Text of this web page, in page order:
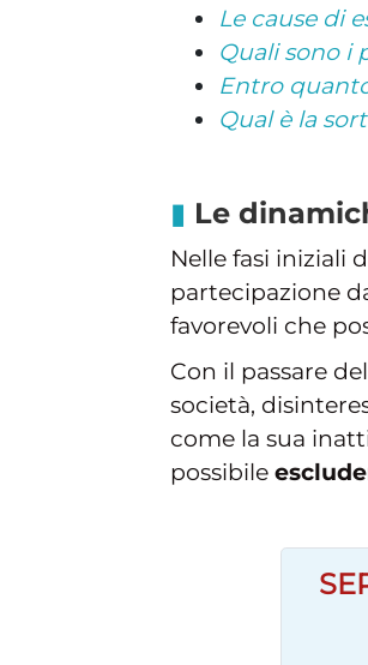
Le cause di
Quali sono i
Entro
Qual è la
Le
Nelle fasi iniziali
partecipazione
favorevoli che
Con il passare
società,
come la sua
possibile